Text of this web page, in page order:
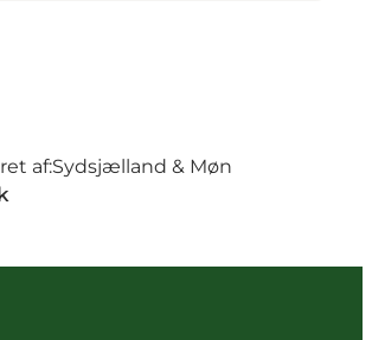
af:Sydsjælland & Møn